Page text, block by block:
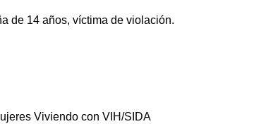
de 14 años, víctima de violación.
Viviendo con VIH/SIDA